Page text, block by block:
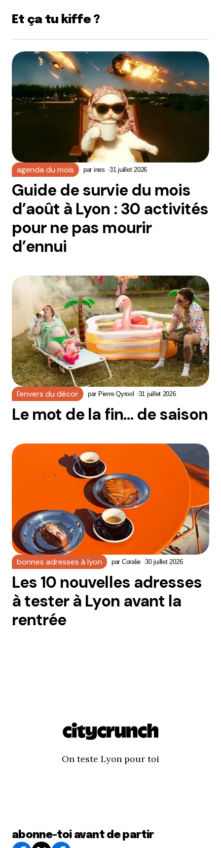
Et ça tu kiffe ?
agenda du mois par ines 31 juillet 2026
Guide de survie du mois
d’août à Lyon : 30 activités
pour ne pas mourir
d’ennui
l'envers du décor par Pierre Qyrool 31 juillet 2026
Le mot de la fin… de saison
bonnes adresses à lyon par Coralie 30 juillet 2026
Les 10 nouvelles adresses
à tester à Lyon avant la
rentrée
On teste Lyon pour toi
abonne-toi avant de partir